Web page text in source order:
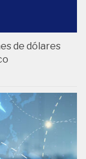
de dólares